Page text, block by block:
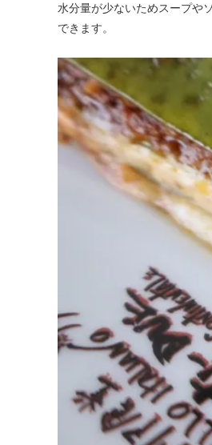
水分量が少ないためスープや
できます。